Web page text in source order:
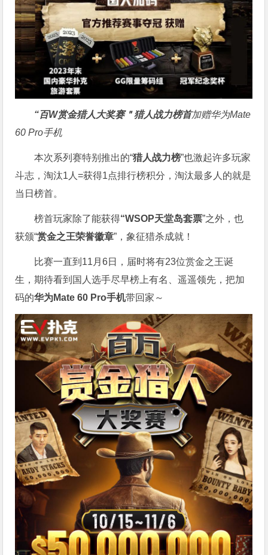
“百W赏金猎人大奖赛＂猎人战力榜首加赠华为Mate
60 Pro手机
本次系列赛特别推出的“猎人战力榜”也激起许多玩家
斗志，淘汰1人=获得1点排行榜积分，淘汰最多人的就是
当日榜首。
榜首玩家除了能获得“WSOP天堂岛套票”之外，也
获颁“赏金之王荣誉徽章”，象征猎杀成就！
比赛一直到11月6日，届时将有23位赏金之王诞
生，期待看到国人选手尽早榜上有名、遥遥领先，把加
码的华为Mate 60 Pro手机带回家～